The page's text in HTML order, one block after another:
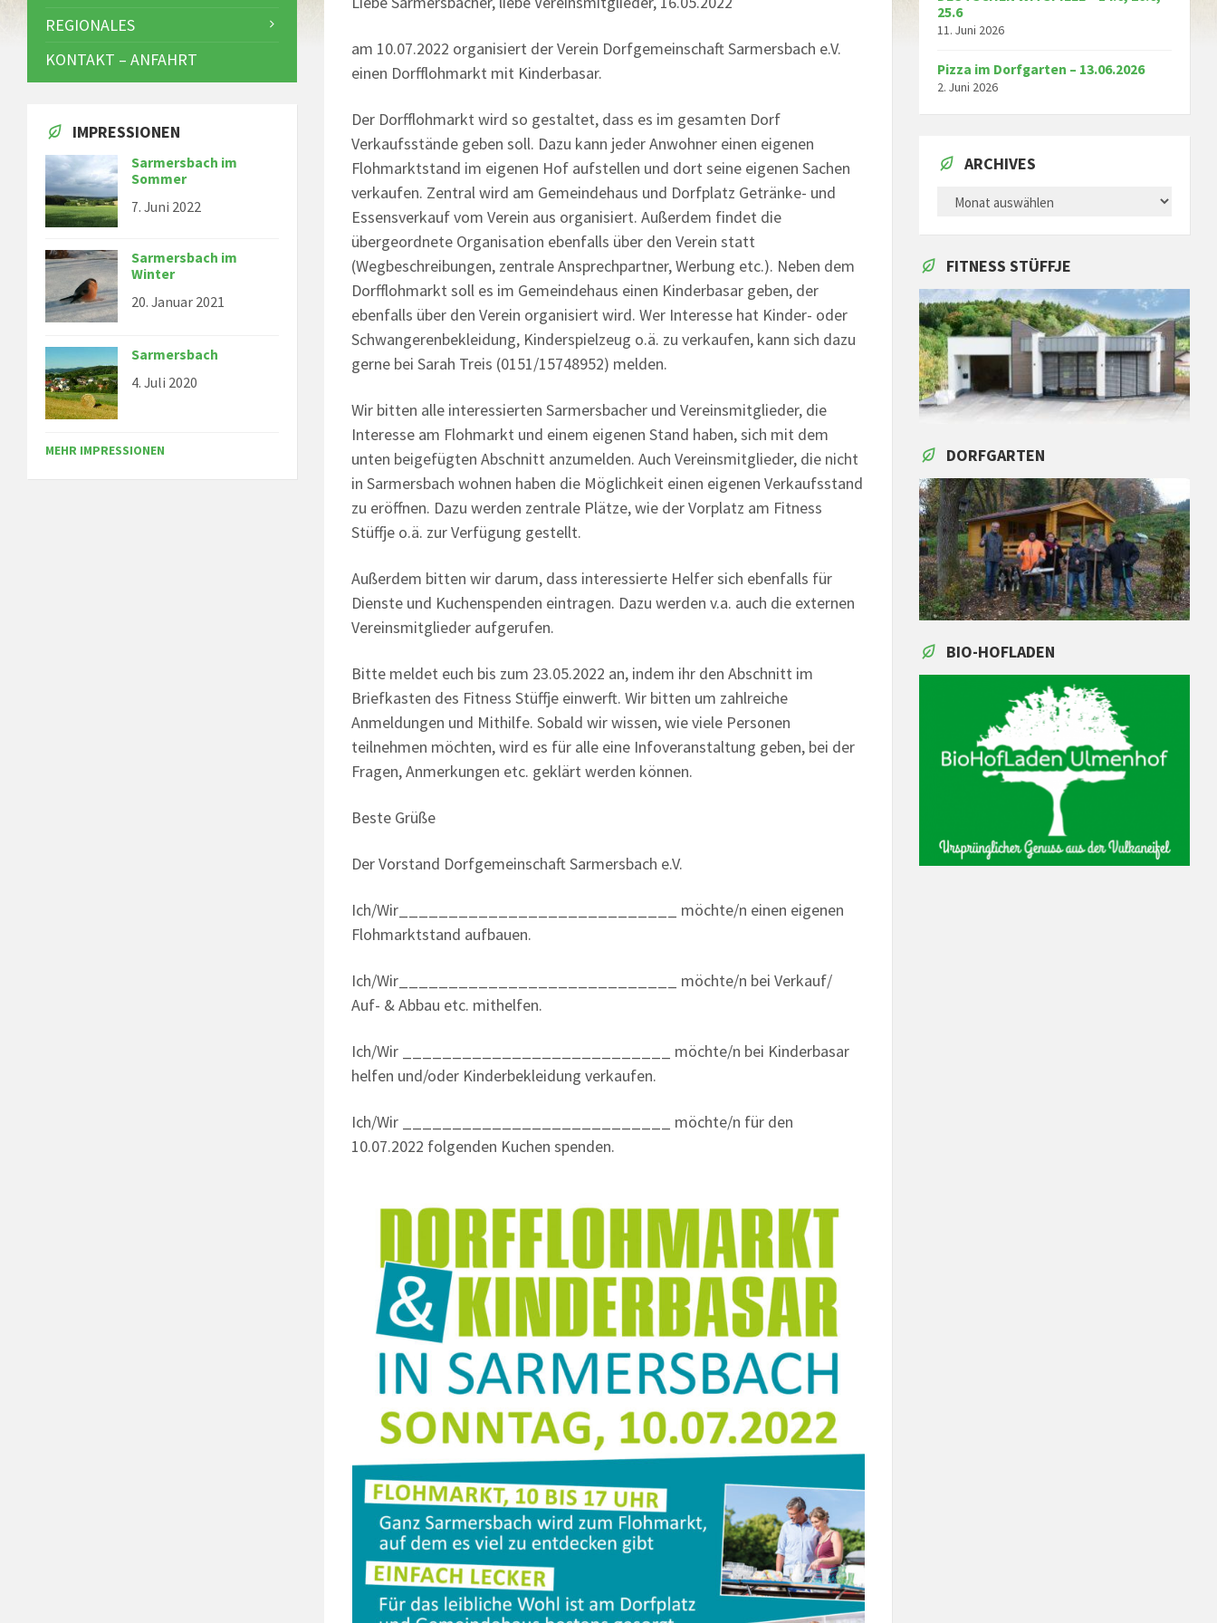
am 10.07.2022 organisiert der Verein Dorfgemeinschaft Sarmersbach e.V.
einen Dorfflohmarkt mit Kinderbasar.
Der Dorfflohmarkt wird so gestaltet, dass es im gesamten Dorf
Verkaufsstände geben soll. Dazu kann jeder Anwohner einen eigenen
Flohmarktstand im eigenen Hof aufstellen und dort seine eigenen Sachen
verkaufen. Zentral wird am Gemeindehaus und Dorfplatz Getränke- und
Essensverkauf vom Verein aus organisiert. Außerdem findet die
übergeordnete Organisation ebenfalls über den Verein statt
(Wegbeschreibungen, zentrale Ansprechpartner, Werbung etc.). Neben dem
Dorfflohmarkt soll es im Gemeindehaus einen Kinderbasar geben, der
ebenfalls über den Verein organisiert wird. Wer Interesse hat Kinder- oder
Schwangerenbekleidung, Kinderspielzeug o.ä. zu verkaufen, kann sich dazu
gerne bei Sarah Treis (0151/15748952) melden.
Wir bitten alle interessierten Sarmersbacher und Vereinsmitglieder, die
Interesse am Flohmarkt und einem eigenen Stand haben, sich mit dem
unten beigefügten Abschnitt anzumelden. Auch Vereinsmitglieder, die nicht
in Sarmersbach wohnen haben die Möglichkeit einen eigenen Verkaufsstand
zu eröffnen. Dazu werden zentrale Plätze, wie der Vorplatz am Fitness
Stüffje o.ä. zur Verfügung gestellt.
Außerdem bitten wir darum, dass interessierte Helfer sich ebenfalls für
Dienste und Kuchenspenden eintragen. Dazu werden v.a. auch die externen
Vereinsmitglieder aufgerufen.
Bitte meldet euch bis zum 23.05.2022 an, indem ihr den Abschnitt im
Briefkasten des Fitness Stüffje einwerft. Wir bitten um zahlreiche
Anmeldungen und Mithilfe. Sobald wir wissen, wie viele Personen
teilnehmen möchten, wird es für alle eine Infoveranstaltung geben, bei der
Fragen, Anmerkungen etc. geklärt werden können.
Beste Grüße
Der Vorstand Dorfgemeinschaft Sarmersbach e.V.
Ich/Wir____________________________ möchte/n einen eigenen
Flohmarktstand aufbauen.
Ich/Wir____________________________ möchte/n bei Verkauf/
Auf- & Abbau etc. mithelfen.
Ich/Wir ___________________________ möchte/n bei Kinderbasar
helfen und/oder Kinderbekleidung verkaufen.
Ich/Wir ___________________________ möchte/n für den
10.07.2022 folgenden Kuchen spenden.
REGIONALES
KONTAKT – ANFAHRT
IMPRESSIONEN
Sarmersbach im
Sommer
7. Juni 2022
Sarmersbach im
Winter
20. Januar 2021
Sarmersbach
4. Juli 2020
MEHR IMPRESSIONEN
25.6
11. Juni 2026
Pizza im Dorfgarten – 13.06.2026
2. Juni 2026
ARCHIVES
ARCHIVES
FITNESS STÜFFJE
DORFGARTEN
BIO-HOFLADEN